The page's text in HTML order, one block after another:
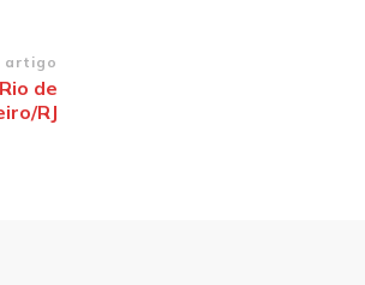
artigo
de
RJ